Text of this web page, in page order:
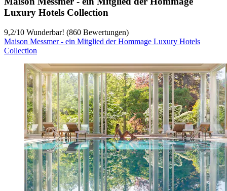
Luxury Hotels Collection
9,2/10 Wunderbar! (860 Bewertungen)
Maison Messmer - ein Mitglied der Hommage Luxury Hotels
Collection